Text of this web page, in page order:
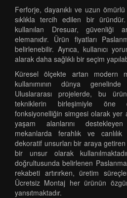
Ferforje, dayanıklı ve uzun ömürlü
sıklıkla tercih edilen bir
kullanılan Dresuar, güvenliği
elemanıdır. Ürün fiyatları
belirlenebilir. Ayrıca, kullanıcı
alarak daha sağlıklı bir seçim
Küresel ölçekte artan modern
kullanımının dünya genelinde
Uluslararası projelerde, bu
tekniklerin birleşimiyle öne
fonksiyonelliğin simgesi olarak yer
yaşam alanlarını
mekanlarda ferahlık ve
dekoratif unsurları bir araya
bir unsur olarak
doğrultusunda belirlenen
rekabeti artırırken, üretim
Ücretsiz Montaj her ürünün
yansıtmaktadır.